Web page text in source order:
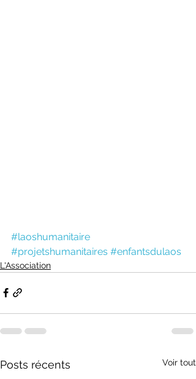
#laoshumanitaire
#projetshumanitaires #enfantsdulaos
L'Association
Posts récents Voir tout